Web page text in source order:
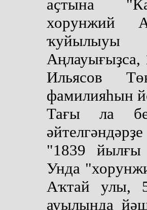
аҫтына
хорунжий
Аңлауығыҙса,
Ильясов
фамилияһын
Тағы ла
"1839 йылғы
Унда
Аҡтай улы,
ауылында